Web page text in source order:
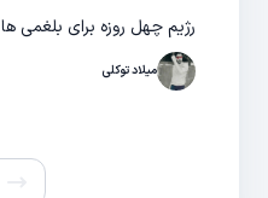
رژیم چهل روزه برای بلغمی ها
میلاد توکلی